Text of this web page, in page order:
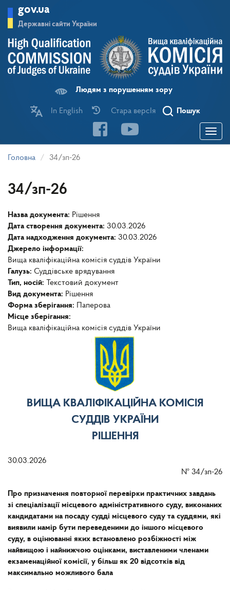
основного
матеріалу
gov.ua
Державні сайти України
Людям з порушенням зору
In English Стара версІя Пошук
Toggle
Головна 34/зп-26
34/зп-26
Назва документа: Рішення
Дата створення документа: 30.03.2026
Дата надходження документа: 30.03.2026
Джерело інформації:
Вища кваліфікаційна комісія суддів України
Галузь: Суддівське врядування
Тип, носій:
Текстовий документ
Вид документа: Рішення
Форма зберігання:
Паперова
Місце зберігання:
Вища кваліфікаційна комісія суддів України
ВИЩА КВАЛІФІКАЦІЙНА КОМІСІЯ
СУДДІВ УКРАЇНИ
РІШЕННЯ
30.03.2026
№ 34/зп-26
Про призначення повторної перевірки практичних завдань
зі спеціалізації місцевого адміністративного суду, виконаних
кандидатами на посаду судді місцевого суду та суддями, які
виявили намір бути переведеними до іншого місцевого
суду, в оцінюванні яких встановлено розбіжності між
найвищою і найнижчою оцінками, виставленими членами
екзаменаційної комісії, у більш як 20 відсотків від
максимально можливого бала